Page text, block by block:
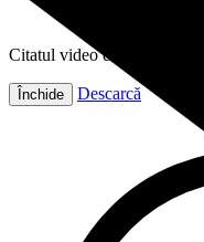
Citatul video este gata!
Închide Descarcă